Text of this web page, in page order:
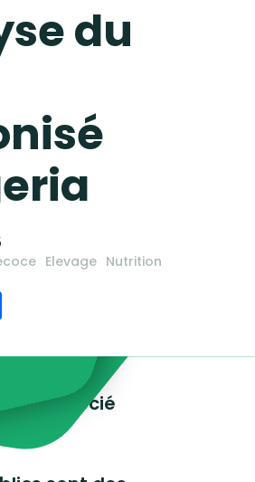
du
Elevage Nutrition
associé